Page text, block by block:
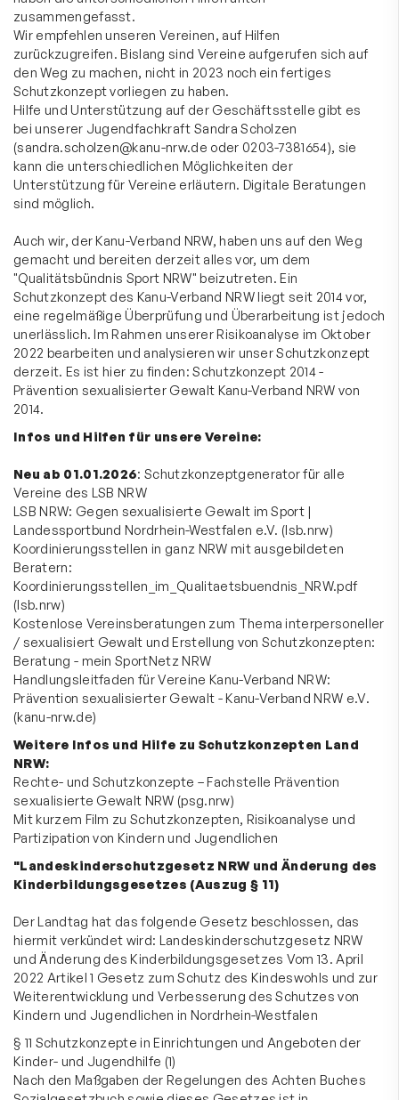
zusammengefasst.
Wir empfehlen unseren Vereinen, auf Hilfen
zurückzugreifen. Bislang sind Vereine aufgerufen sich auf
den Weg zu machen, nicht in 2023 noch ein fertiges
Schutzkonzept vorliegen zu haben.
Hilfe und Unterstützung auf der Geschäftsstelle gibt es
bei unserer Jugendfachkraft Sandra Scholzen
(sandra.scholzen@kanu-nrw.de oder 0203-7381654), sie
kann die unterschiedlichen Möglichkeiten der
Unterstützung für Vereine erläutern. Digitale Beratungen
sind möglich.
Auch wir, der Kanu-Verband NRW, haben uns auf den Weg
gemacht und bereiten derzeit alles vor, um dem
"Qualitätsbündnis Sport NRW" beizutreten. Ein
Schutzkonzept des Kanu-Verband NRW liegt seit 2014 vor,
eine regelmäßige Überprüfung und Überarbeitung ist jedoch
unerlässlich. Im Rahmen unserer Risikoanalyse im Oktober
2022 bearbeiten und analysieren wir unser Schutzkonzept
derzeit. Es ist hier zu finden:Schutzkonzept 2014 -
Prävention sexualisierter Gewalt Kanu-Verband NRW von
2014.
Infos und Hilfen für unsere Vereine:
Neu ab 01.01.2026:Schutzkonzeptgenerator für alle
Vereine des LSB NRW
LSB NRW: Gegen sexualisierte Gewalt im Sport |
Landessportbund Nordrhein-Westfalen e.V. (lsb.nrw)
Koordinierungsstellen in ganz NRW mit ausgebildeten
Beratern:
Koordinierungsstellen_im_Qualitaetsbuendnis_NRW.pdf
(lsb.nrw)
Kostenlose Vereinsberatungen zum Thema interpersoneller
/ sexualisiert Gewalt und Erstellung von Schutzkonzepten:
Beratung - mein SportNetz NRW
Handlungsleitfaden für Vereine Kanu-Verband NRW:
Prävention sexualisierter Gewalt - Kanu-Verband NRW e.V.
(kanu-nrw.de)
Weitere Infos und Hilfe zu Schutzkonzepten Land
NRW:
Rechte- und Schutzkonzepte – Fachstelle Prävention
sexualisierte Gewalt NRW (psg.nrw)
Mit kurzem Film zu Schutzkonzepten, Risikoanalyse und
Partizipation von Kindern und Jugendlichen
"Landeskinderschutzgesetz NRW und Änderung des
Kinderbildungsgesetzes (Auszug § 11)
Der Landtag hat das folgende Gesetz beschlossen, das
hiermit verkündet wird: Landeskinderschutzgesetz NRW
und Änderung des Kinderbildungsgesetzes Vom 13. April
2022 Artikel 1 Gesetz zum Schutz des Kindeswohls und zur
Weiterentwicklung und Verbesserung des Schutzes von
Kindern und Jugendlichen in Nordrhein-Westfalen
§ 11 Schutzkonzepte in Einrichtungen und Angeboten der
Kinder- und Jugendhilfe (1)
Nach den Maßgaben der Regelungen des Achten Buches